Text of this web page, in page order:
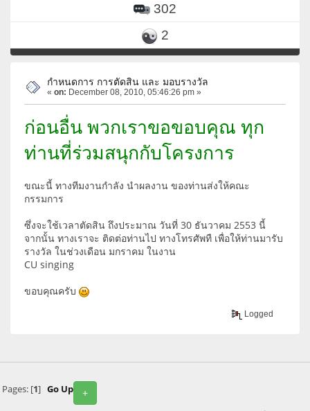
302
2
กำหนดการ การตัดสิน และ มอบรางวัล
« on: December 08, 2010, 05:46:26 pm »
ก่อนอื่น พวกเราขอขอบคุณ ทุก
ท่านที่ร่วมสนุกกับโครงการ
ขณะนี้ ทางทีมงานกำลัง นำผลงาน ของท่านส่งให้คณะ
กรรมการ
ซึ่งจะใช้เวลาตัดสิน ถึงประมาณ วันที่ 30 ธันวาคม 2553 นี้
จากนั้น ทางเราจะ ติดต่อท่านไป ทางโทรศัพทื เพื่อให้ท่านมารับ
รางวัล ในช่วงเดือน มกราคม ในงาน
CU singing
ขอบคุณครับ
Logged
+
Pages: [1] Go Up